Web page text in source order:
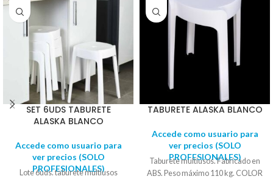
SET 6UDS TABURETE
ALASKA BLANCO
Accede como usuario para
ver precios (SOLO
PROFESIONALES)
Lote 6uds. taburete multiusos
TABURETE ALASKA BLANCO
Accede como usuario para
ver precios (SOLO
PROFESIONALES)
Taburete multiusos. Fabricado en
ABS. Peso máximo 110 kg. COLOR